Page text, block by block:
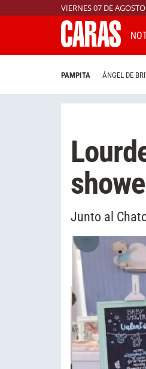
VIERNES 07 DE
PAMPITA ÁNGEL DE
Junto al